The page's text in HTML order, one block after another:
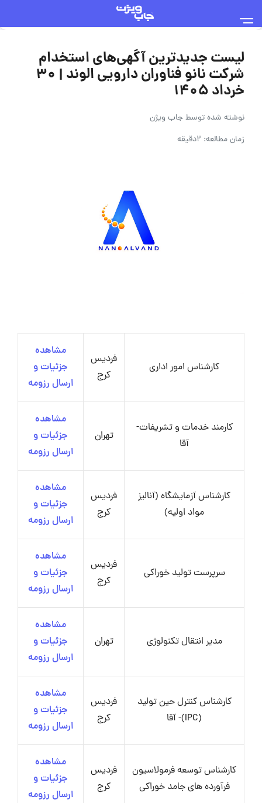
لیست جدیدترین آگهی‌های استخدام
شرکت نانو فناوران دارویی الوند | ۳۰
خرداد ۱۴۰۵
نوشته شده توسطجاب ویژن
زمان مطالعه: 2دقیقه
کارشناس امور اداری
فردیس
کرج
مشاهده
جزئیات و
ارسال رزومه
کارمند خدمات و تشریفات-
آقا
تهران
مشاهده
جزئیات و
ارسال رزومه
کارشناس آزمایشگاه (آنالیز
مواد اولیه)
فردیس
کرج
مشاهده
جزئیات و
ارسال رزومه
سرپرست تولید خوراکی
فردیس
کرج
مشاهده
جزئیات و
ارسال رزومه
مدیر انتقال تکنولوژی تهران
مشاهده
جزئیات و
ارسال رزومه
کارشناس کنترل حین تولید
(IPC)- آقا
فردیس
کرج
مشاهده
جزئیات و
ارسال رزومه
کارشناس توسعه فرمولاسیون
فرآورده های جامد خوراکی
فردیس
کرج
مشاهده
جزئیات و
ارسال رزومه